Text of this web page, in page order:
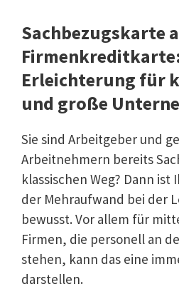
Sachbezugskarte
Erleichterung für
und große
Sie sind Arbeitgeber und
Arbeitnehmern bereits
klassischen Weg? Dann
der Mehraufwand bei der
bewusst. Vor allem für
Firmen, die personell an
stehen, kann das eine
darstellen.